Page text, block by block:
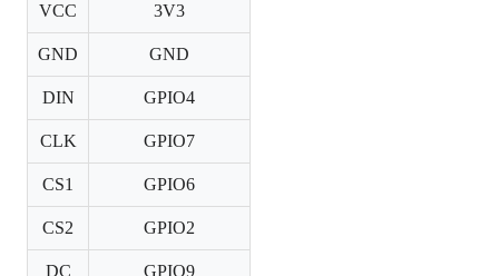
VCC 3V3
GND GND
DIN GPIO4
CLK GPIO7
CS1 GPIO6
CS2 GPIO2
DC GPIO9